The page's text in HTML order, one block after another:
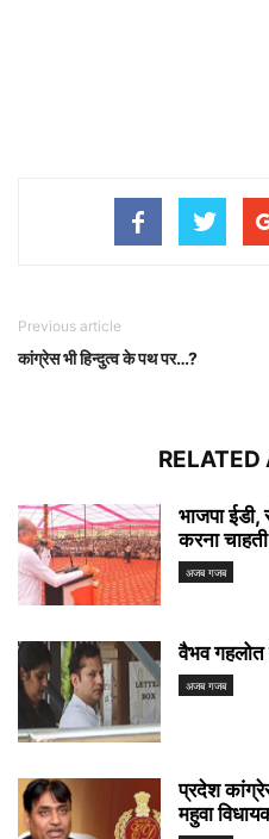
Previous article
कांग्रेस भी हिन्दुत्व के पथ पर…?
RELATED
भाजपा
करना
अजब गजब
वैभव गहलोत
अजब गजब
प्रदेश
महुवा